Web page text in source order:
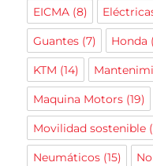
EICMA(8)
Guantes(7) Honda
KTM (14)
Maquina Motors(19)
Movilidad sostenible
Neumáticos(15)